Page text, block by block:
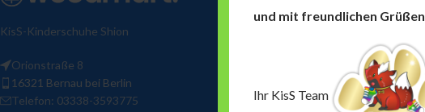
KisS-Kinderschuhe Shion
Orionstraße 8
16321 Bernau bei Berlin
Telefon: 03338-3593775
und mit freundlichen Grüßen
Ihr KisS Team